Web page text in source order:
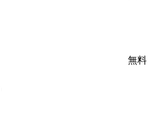
無料